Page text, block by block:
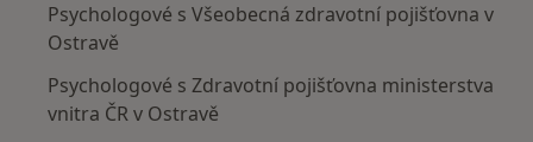
Psychologové s Všeobecná zdravotní pojišťovna v
Ostravě
Psychologové s Zdravotní pojišťovna ministerstva
vnitra ČR v Ostravě